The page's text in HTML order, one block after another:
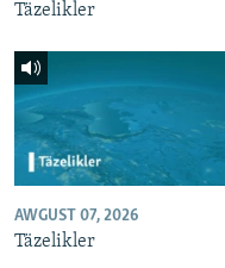
Täzelikler
AWGUST 07, 2026
Täzelikler